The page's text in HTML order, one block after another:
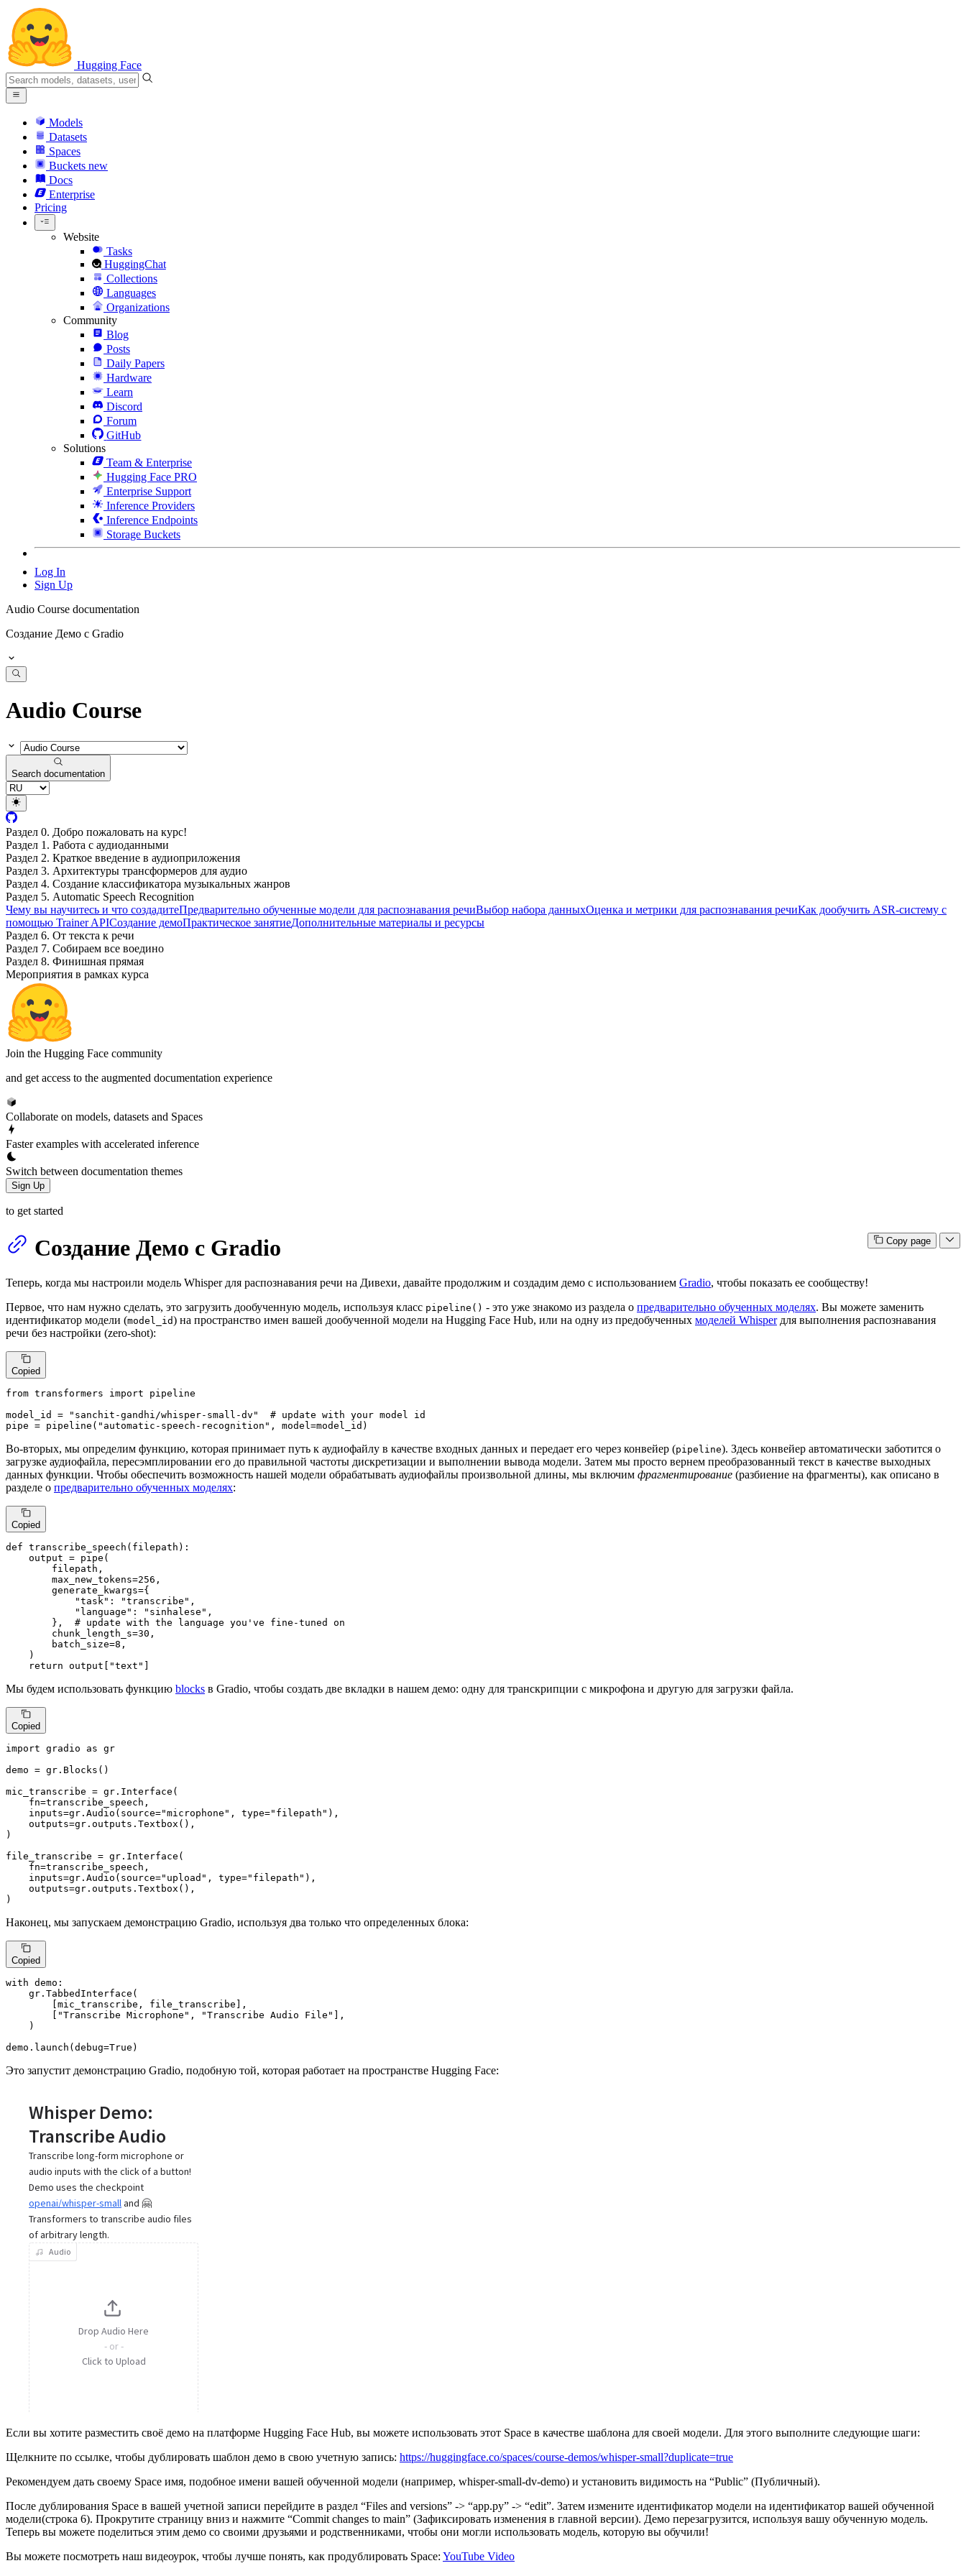
Hugging Face
Models
Datasets
Spaces
Buckets new
Docs
Enterprise
Pricing
Website
Tasks
HuggingChat
Collections
Languages
Organizations
Community
Blog
Posts
Daily Papers
Hardware
Learn
Discord
Forum
GitHub
Solutions
Team & Enterprise
Hugging Face PRO
Enterprise Support
Inference Providers
Inference Endpoints
Storage Buckets
Log In
Sign Up
Audio Course documentation
Создание Демо с Gradio
Audio Course
Search documentation
Раздел 0. Добро пожаловать на курс!
Раздел 1. Работа с аудиоданными
Раздел 2. Краткое введение в аудиоприложения
Раздел 3. Архитектуры трансформеров для аудио
Раздел 4. Создание классификатора музыкальных жанров
Раздел 5. Automatic Speech Recognition
Чему вы научитесь и что создадитеПредварительно обученные модели для распознавания речиВыбор набора данныхОценка и метрики для распознавания речиКак дообучить ASR-систему с
помощью Trainer APIСоздание демоПрактическое занятиеДополнительные материалы и ресурсы
Раздел 6. От текста к речи
Раздел 7. Собираем все воедино
Раздел 8. Финишная прямая
Мероприятия в рамках курса
Join the Hugging Face community
and get access to the augmented documentation experience
Collaborate on models, datasets and Spaces
Faster examples with accelerated inference
Switch between documentation themes
Sign Up
to get started
Copy page
Создание Демо с Gradio
Теперь, когда мы настроили модель Whisper для распознавания речи на Дивехи, давайте продолжим и создадим демо с использованием Gradio, чтобы показать ее сообществу!
Первое, что нам нужно сделать, это загрузить дообученную модель, используя класс pipeline() - это уже знакомо из раздела о предварительно обученных моделях. Вы можете заменить
идентификатор модели (model_id) на пространство имен вашей дообученной модели на Hugging Face Hub, или на одну из предобученных моделей Whisperдля выполнения распознавания
речи без настройки (zero-shot):
Copied
from transformers import pipeline
model_id =
"sanchit-gandhi/whisper-small-dv"
# update with your model id
pipe = pipeline( "automatic-speech-recognition" , model=model_id)
Во-вторых, мы определим функцию, которая принимает путь к аудиофайлу в качестве входных данных и передает его через конвейер (pipeline). Здесь конвейер автоматически заботится о
загрузке аудиофайла, пересэмплировании его до правильной частоты дискретизации и выполнении вывода модели. Затем мы просто вернем преобразованный текст в качестве выходных
данных функции. Чтобы обеспечить возможность нашей модели обрабатывать аудиофайлы произвольной длины, мы включим фрагментирование (разбиение на фрагменты), как описано в
разделе о предварительно обученных моделях:
Copied
def transcribe_speech ( filepath ):
    output = pipe(
        filepath,
        max_new_tokens=
256 ,
        generate_kwargs={
"task" : "transcribe" ,
"language" : "sinhalese" ,
        },
# update with the language you've fine-tuned on
        chunk_length_s=
30 ,
        batch_size=
8 ,
    )
return output[ "text"
Мы будем использовать функцию blocks в Gradio, чтобы создать две вкладки в нашем демо: одну для транскрипции с микрофона и другую для загрузки файла.
Copied
import gradio as gr
demo = gr.Blocks()
mic_transcribe = gr.Interface(
    fn=transcribe_speech,
    inputs=gr.Audio(source=
"microphone" , type="filepath" ),
    outputs=gr.outputs.Textbox(),
)
file_transcribe = gr.Interface(
    fn=transcribe_speech,
    inputs=gr.Audio(source=
"upload" , type="filepath" ),
    outputs=gr.outputs.Textbox(),
)
Наконец, мы запускаем демонстрацию Gradio, используя два только что определенных блока:
Copied
with demo:
    gr.TabbedInterface(
        [mic_transcribe, file_transcribe],
        [
"Transcribe Microphone" , "Transcribe Audio File" ],
    )
demo.launch(debug=True )
Это запустит демонстрацию Gradio, подобную той, которая работает на пространстве Hugging Face:
Если вы хотите разместить своё демо на платформе Hugging Face Hub, вы можете использовать этот Space в качестве шаблона для своей модели. Для этого выполните следующие шаги:
Щелкните по ссылке, чтобы дублировать шаблон демо в свою учетную запись: https://huggingface.co/spaces/course-demos/whisper-small?duplicate=true
Рекомендуем дать своему Space имя, подобное имени вашей обученной модели (например, whisper-small-dv-demo) и установить видимость на “Public” (Публичный).
После дублирования Space в вашей учетной записи перейдите в раздел “Files and versions” -> “app.py” -> “edit”. Затем измените идентификатор модели на идентификатор вашей обученной
модели(строка 6). Прокрутите страницу вниз и нажмите “Commit changes to main” (Зафиксировать изменения в главной версии). Демо перезагрузится, используя вашу обученную модель.
Теперь вы можете поделиться этим демо со своими друзьями и родственниками, чтобы они могли использовать модель, которую вы обучили!
Вы можете посмотреть наш видеоурок, чтобы лучше понять, как продублировать Space: YouTube Video